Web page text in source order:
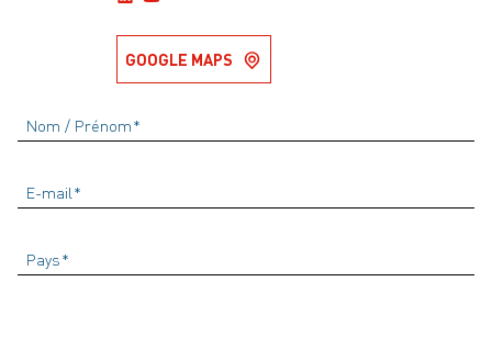
GOOGLE MAPS
Nom / Prénom
E-mail
Pays